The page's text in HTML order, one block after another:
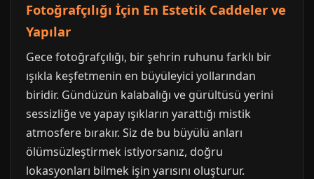
Fotoğrafçılığı İçin En Estetik Caddeler ve
Yapılar
Gece fotoğrafçılığı, bir şehrin ruhunu farklı bir
ışıkla keşfetmenin en büyüleyici yollarından
biridir. Gündüzün kalabalığı ve gürültüsü yerini
sessizliğe ve yapay ışıkların yarattığı mistik
atmosfere bırakır. Siz de bu büyülü anları
ölümsüzleştirmek istiyorsanız, doğru
lokasyonları bilmek işin yarısını oluşturur.